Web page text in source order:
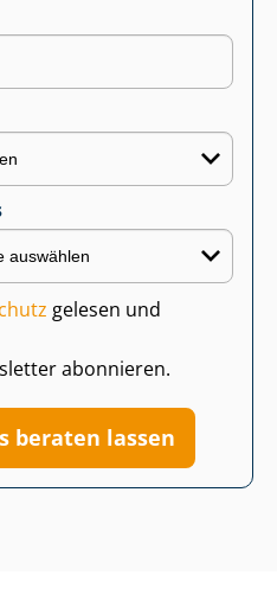
gelesen und
abonnieren.
beraten lassen